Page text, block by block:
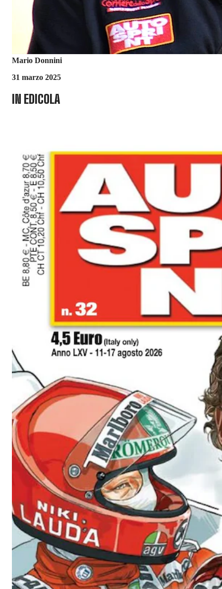
Mario Donnini
31 marzo 2025
IN EDICOLA